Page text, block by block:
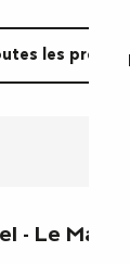
les
- Le Manoir